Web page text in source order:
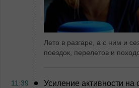
Лето в разгаре, а с ним и
поездок, перелетов и
11:39
Усиление активности